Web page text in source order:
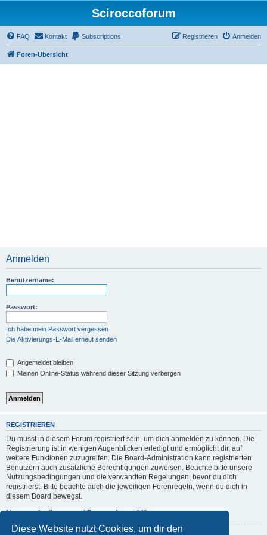
Diese Website nutzt Cookies, um dir den
Sciroccoforum
FAQ Kontakt Subscriptions Anmelden
Registrieren
Foren-Übersicht
Anmelden
Benutzername:
Passwort:
Ich habe mein Passwort vergessen
Die Aktivierungs-E-Mail erneut senden
Angemeldet bleiben
Meinen Online-Status während dieser Sitzung verbergen
REGISTRIEREN
Du musst in diesem Forum registriert sein, um dich anmelden zu können. Die
Registrierung ist in wenigen Augenblicken erledigt und ermöglicht dir, auf
weitere Funktionen zuzugreifen. Die Board-Administration kann registrierten
Benutzern auch zusätzliche Berechtigungen zuweisen. Beachte bitte unsere
Nutzungsbedingungen und die verwandten Regelungen, bevor du dich
registrierst. Bitte beachte auch die jeweiligen Forenregeln, wenn du dich in
diesem Board bewegst.
Nutzungsbedingungen|Datenschutzerklärung